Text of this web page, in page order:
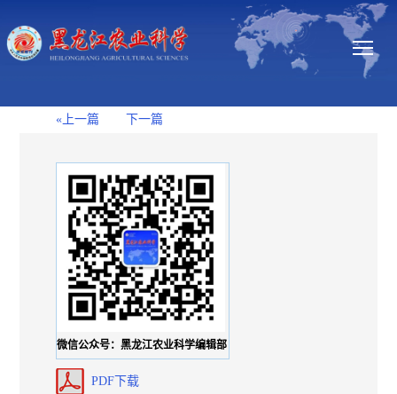
«上一篇 下一篇
微信公众号：黑龙江农业科学编辑部
PDF下载